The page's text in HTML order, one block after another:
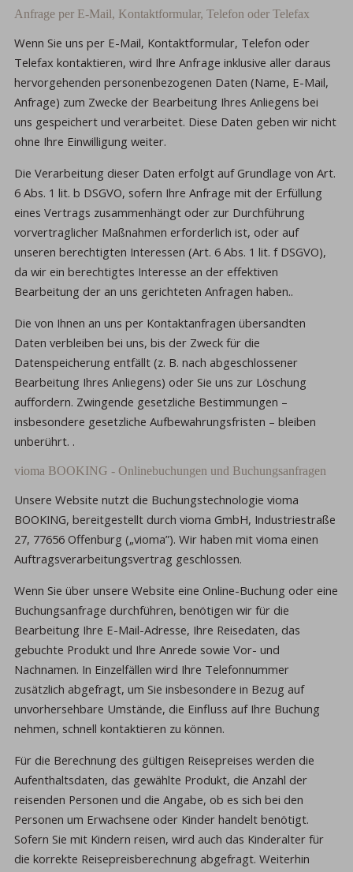
Anfrage per E-Mail, Kontaktformular, Telefon oder Telefax
Wenn Sie uns per E-Mail, Kontaktformular, Telefon oder
Telefax kontaktieren, wird Ihre Anfrage inklusive aller daraus
hervorgehenden personenbezogenen Daten (Name, E-Mail,
Anfrage) zum Zwecke der Bearbeitung Ihres Anliegens bei
uns gespeichert und verarbeitet. Diese Daten geben wir nicht
ohne Ihre Einwilligung weiter.
Die Verarbeitung dieser Daten erfolgt auf Grundlage von Art.
6 Abs. 1 lit. b DSGVO, sofern Ihre Anfrage mit der Erfüllung
eines Vertrags zusammenhängt oder zur Durchführung
vorvertraglicher Maßnahmen erforderlich ist, oder auf
unseren berechtigten Interessen (Art. 6 Abs. 1 lit. f DSGVO),
da wir ein berechtigtes Interesse an der effektiven
Bearbeitung der an uns gerichteten Anfragen haben..
Die von Ihnen an uns per Kontaktanfragen übersandten
Daten verbleiben bei uns, bis der Zweck für die
Datenspeicherung entfällt (z. B. nach abgeschlossener
Bearbeitung Ihres Anliegens) oder Sie uns zur Löschung
auffordern. Zwingende gesetzliche Bestimmungen –
insbesondere gesetzliche Aufbewahrungsfristen – bleiben
unberührt. .
vioma BOOKING - Onlinebuchungen und Buchungsanfragen
Unsere Website nutzt die Buchungstechnologie vioma
BOOKING, bereitgestellt durch vioma GmbH, Industriestraße
27, 77656 Offenburg („vioma”). Wir haben mit vioma einen
Auftragsverarbeitungsvertrag geschlossen.
Wenn Sie über unsere Website eine Online-Buchung oder eine
Buchungsanfrage durchführen, benötigen wir für die
Bearbeitung Ihre E-Mail-Adresse, Ihre Reisedaten, das
gebuchte Produkt und Ihre Anrede sowie Vor- und
Nachnamen. In Einzelfällen wird Ihre Telefonnummer
zusätzlich abgefragt, um Sie insbesondere in Bezug auf
unvorhersehbare Umstände, die Einfluss auf Ihre Buchung
nehmen, schnell kontaktieren zu können.
Für die Berechnung des gültigen Reisepreises werden die
Aufenthaltsdaten, das gewählte Produkt, die Anzahl der
reisenden Personen und die Angabe, ob es sich bei den
Personen um Erwachsene oder Kinder handelt benötigt.
Sofern Sie mit Kindern reisen, wird auch das Kinderalter für
die korrekte Reisepreisberechnung abgefragt. Weiterhin